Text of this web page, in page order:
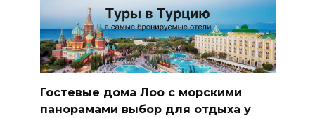
Гостевые дома Лоо с морскими
панорамами выбор для отдыха у